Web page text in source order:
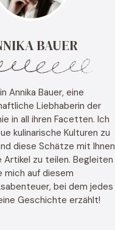
BAUER
Annika Bauer, eine
Liebhaberin der
in all ihren Facetten. Ich
kulinarische Kulturen zu
diese Schätze mit Ihnen
Artikel zu teilen. Begleiten
mich auf diesem
bei dem jedes
Geschichte erzählt!